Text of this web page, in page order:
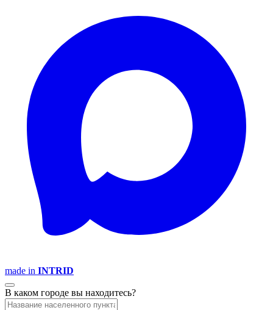
made in INTRID
В каком городе вы находитесь?